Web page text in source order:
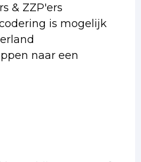
& ZZP'ers
is mogelijk
naar een